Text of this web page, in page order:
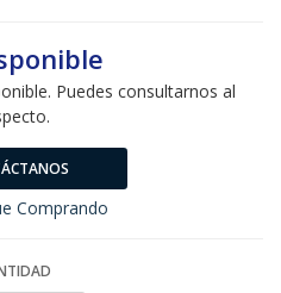
Puedes consultarnos al
Comprando